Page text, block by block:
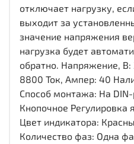
отключает нагрузку,
выходит за
значение напряжения
нагрузка будет
обратно. Напряжение,
8800 Ток, Ампер: 40
Способ монтажа: На
Кнопочное Регулировка
Цвет индикатора:
Количество фаз: Одна